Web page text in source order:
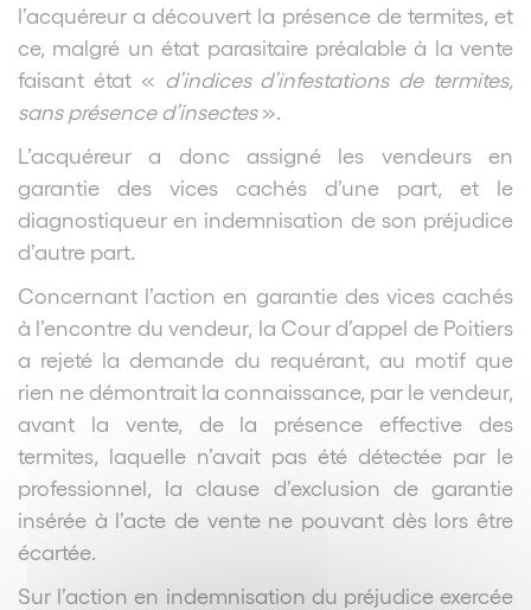
l’acquéreur a découvert la présence de termites, et
ce, malgré un état parasitaire préalable à la vente
faisant état « d’indices d’infestations de termites,
sans présence d’insectes».
L’acquéreur a donc assigné les vendeurs en
garantie des vices cachés d’une part, et le
diagnostiqueur en indemnisation de son préjudice
d’autre part.
Concernant l’action en garantie des vices cachés
à l’encontre du vendeur, la Cour d’appel de Poitiers
a rejeté la demande du requérant, au motif que
rien ne démontrait la connaissance, par le vendeur,
avant la vente, de la présence effective des
termites, laquelle n’avait pas été détectée par le
professionnel, la clause d’exclusion de garantie
insérée à l’acte de vente ne pouvant dès lors être
écartée.
Sur l’action en indemnisation du préjudice exercée